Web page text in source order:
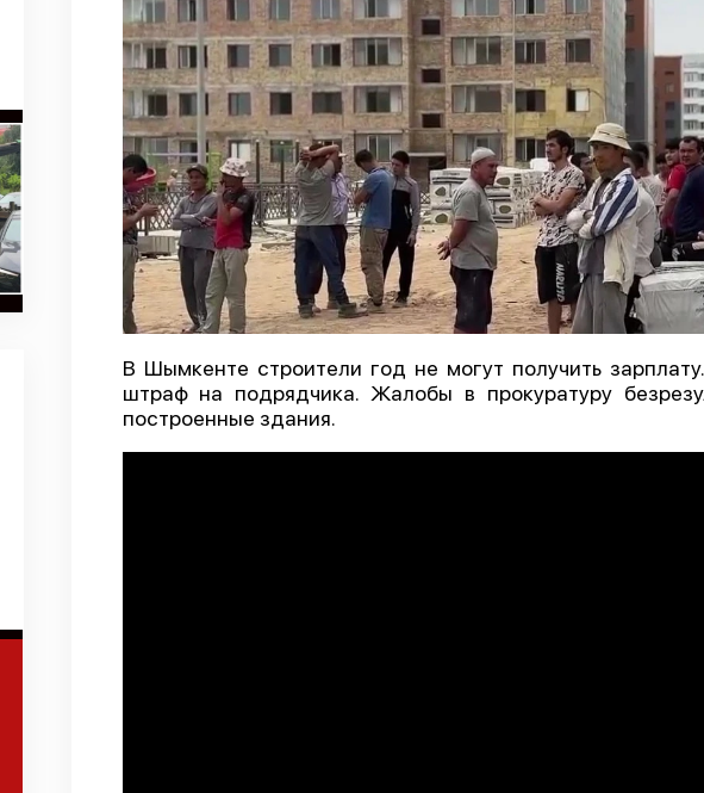
В Шымкенте строители год не могут получить
штраф на подрядчика. Жалобы в прокуратуру
построенные здания.